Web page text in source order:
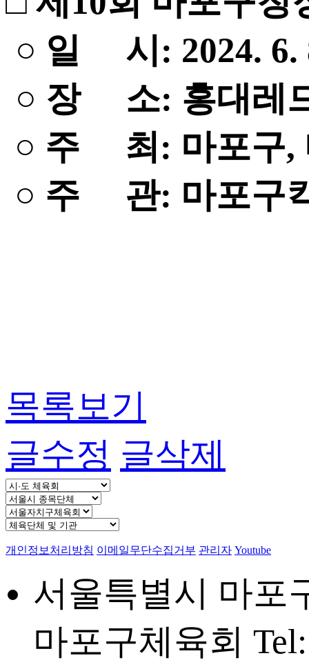
○ 일 시: 2024. 6.
○ 장 소: 홍대레
○ 주 최: 마포구,
○ 주 관: 마포구
목록보기
글수정 글삭제
개인정보처리방침 이메일무단수집거부 관리자 Youtube
서울특별시 마포
마포구체육회